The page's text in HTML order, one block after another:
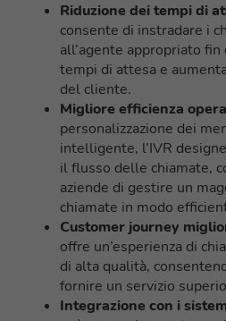
Riduzione dei tempi di
consente di instradare i
all’agente appropriato fin
tempi di attesa e
del cliente.
Migliore efficienza
personalizzazione dei
intelligente, l’IVR
il flusso delle chiamate,
aziende di gestire un
chiamate in modo
Customer journey
offre un’esperienza di
di alta qualità,
fornire un servizio
Integrazione con i